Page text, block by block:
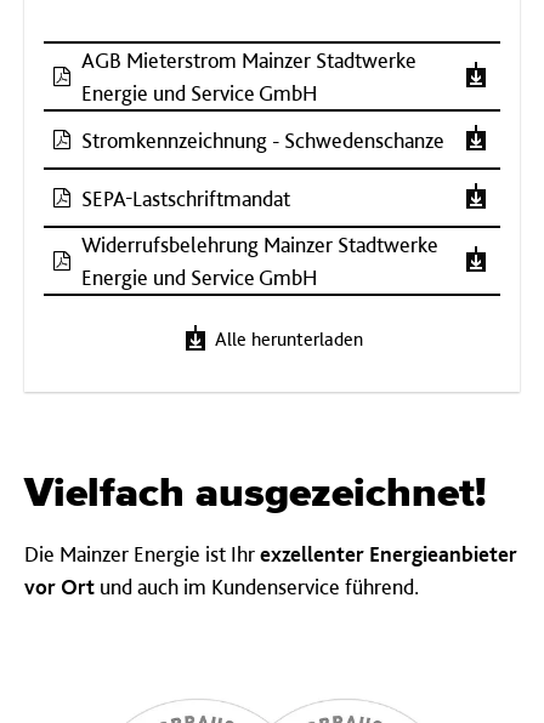
AGB Mieterstrom Mainzer Stadtwerke
Energie und Service GmbH
Stromkennzeichnung - Schwedenschanze
SEPA-Lastschriftmandat
Widerrufsbelehrung Mainzer Stadtwerke
Energie und Service GmbH
Alle herunterladen
Vielfach ausgezeichnet!
Die Mainzer Energie ist Ihrexzellenter Energieanbieter
vor Ort und auch im Kundenservice führend.